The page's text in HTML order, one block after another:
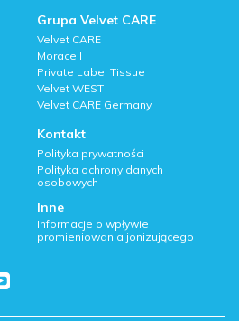
Grupa Velvet CARE
Velvet CARE
Moracell
Private Label Tissue
Velvet WEST
Velvet CARE Germany
Kontakt
Polityka prywatności
Polityka ochrony danych
osobowych
Inne
Informacje o wpływie
promieniowania jonizującego